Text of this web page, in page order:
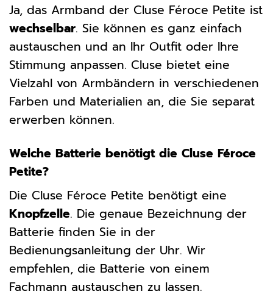
Ja, das Armband der Cluse Féroce Petite ist
wechselbar. Sie können es ganz einfach
austauschen und an Ihr Outfit oder Ihre
Stimmung anpassen. Cluse bietet eine
Vielzahl von Armbändern in verschiedenen
Farben und Materialien an, die Sie separat
erwerben können.
Welche Batterie benötigt die Cluse Féroce
Petite?
Die Cluse Féroce Petite benötigt eine
Knopfzelle. Die genaue Bezeichnung der
Batterie finden Sie in der
Bedienungsanleitung der Uhr. Wir
empfehlen, die Batterie von einem
Fachmann austauschen zu lassen.